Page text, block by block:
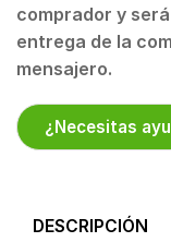
comprador y
entrega de la
mensajero.
¿Necesitas
DESCRIPCIÓN